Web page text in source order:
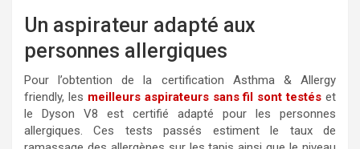
Un aspirateur adapté aux
personnes allergiques
Pour l’obtention de la certification Asthma & Allergy
friendly, les meilleurs aspirateurs sans fil sont testés et
le Dyson V8 est certifié adapté pour les personnes
allergiques. Ces tests passés estiment le taux de